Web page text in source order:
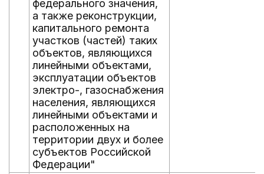
федерального значения,
а также реконструкции,
капитального ремонта
участков (частей) таких
объектов, являющихся
линейными объектами,
эксплуатации объектов
электро-, газоснабжения
населения, являющихся
линейными объектами и
расположенных на
территории двух и более
субъектов Российской
Федерации"